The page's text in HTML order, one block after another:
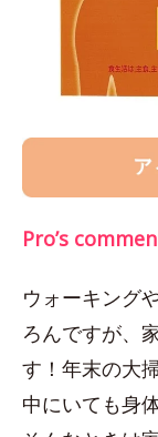
Pro’s
ウォーキング
ろんですが、
す！年末の大
中にいても身